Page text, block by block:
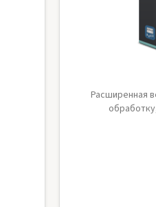
Расширенная